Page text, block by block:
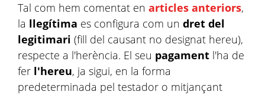
Tal com hem comentat en articles anteriors,
la llegítima es configura com un dret del
legitimari (fill del causant no designat hereu),
respecte a l'herència. El seu pagament l'ha de
fer l'hereu, ja sigui, en la forma
predeterminada pel testador o mitjançant